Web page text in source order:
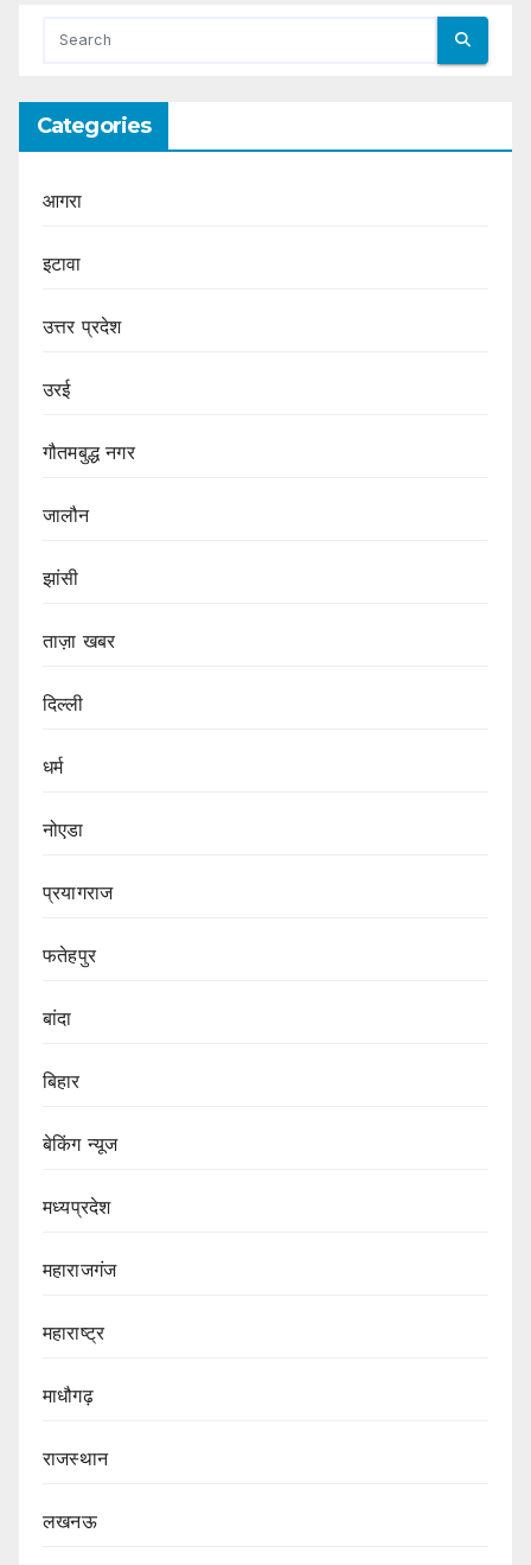
Categories
आगरा
इटावा
उत्तर प्रदेश
उरई
गौतमबुद्ध नगर
जालौन
झांसी
ताज़ा खबर
दिल्ली
धर्म
नोएडा
प्रयागराज
फतेहपुर
बांदा
बिहार
बेकिंग न्यूज
मध्यप्रदेश
महाराजगंज
महाराष्ट्र
माधौगढ़
राजस्थान
लखनऊ